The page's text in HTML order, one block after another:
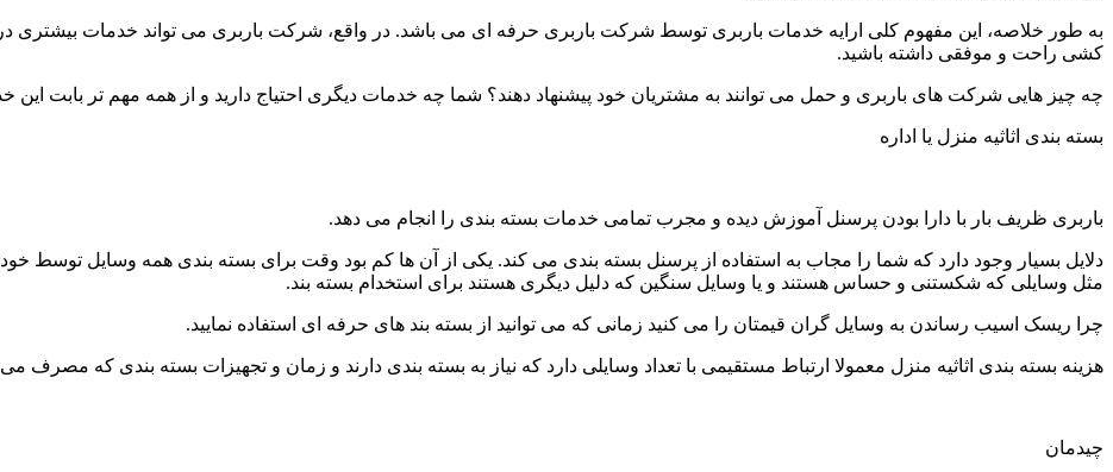
به طور خلاصه، این مفهوم کلی ارایه خدمات باربری توسط شرکت باربری حرفه ای می باشد. در واقع، شرکت باربری می تواند خدمات بیشتری
کشی راحت و موفقی داشته باشید.
چه چیز هایی شرکت های باربری و حمل می توانند به مشتریان خود پیشنهاد دهند؟ شما چه خدمات دیگری احتیاج دارید و از همه مهم تر بابت
بسته بندی اثاثیه منزل یا اداره
باربری ظریف بار با دارا بودن پرسنل آموزش دیده و مجرب تمامی خدمات بسته بندی را انجام می دهد.
دلایل بسیار وجود دارد که شما را مجاب به استفاده از پرسنل بسته بندی می کند. یکی از آن ها کم بود وقت برای بسته بندی همه وسایل توسط
مثل وسایلی که شکستنی و حساس هستند و یا وسایل سنگین که دلیل دیگری هستند برای استخدام بسته بند.
چرا ریسک اسیب رساندن به وسایل گران قیمتان را می کنید زمانی که می توانید از بسته بند های حرفه ای استفاده نمایید.
هزینه بسته بندی اثاثیه منزل معمولا ارتباط مستقیمی با تعداد وسایلی دارد که نیاز به بسته بندی دارند و زمان و تجهیزات بسته بندی که مصرف
چیدمان